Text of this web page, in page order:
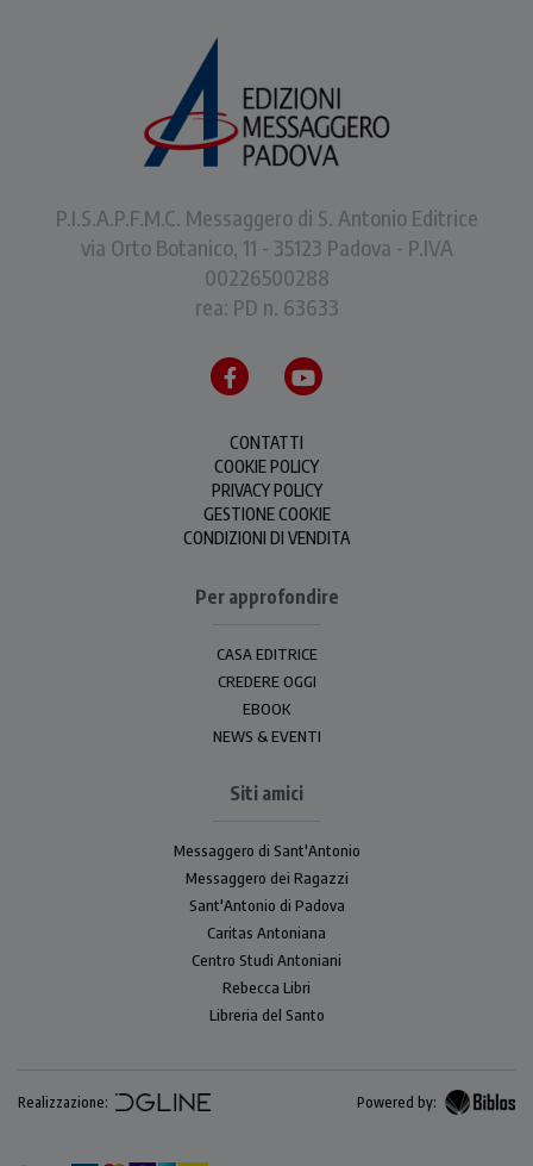
P.I.S.A.P.F.M.C. Messaggero di S. Antonio Editrice
via Orto Botanico, 11 - 35123 Padova - P.IVA
00226500288
rea: PD n. 63633
CONTATTI
COOKIE POLICY
PRIVACY POLICY
GESTIONE COOKIE
CONDIZIONI DI VENDITA
Per approfondire
CASA EDITRICE
CREDERE OGGI
EBOOK
NEWS & EVENTI
Siti amici
Messaggero di Sant'Antonio
Messaggero dei Ragazzi
Sant'Antonio di Padova
Caritas Antoniana
Centro Studi Antoniani
Rebecca Libri
Libreria del Santo
Realizzazione: Powered by: